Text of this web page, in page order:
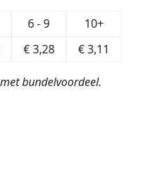
6 - 9
10+
€3,28 €3,11
bundelvoordeel.